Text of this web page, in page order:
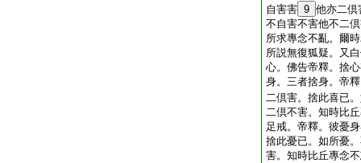
自害害 9 他亦二倶
不自害不害他不二
所求專念不亂。爾
所説無復狐疑。又
心。佛告帝釋。捨
身。三者捨身。帝
二倶害。捨此喜已
二倶不害。知時比
足戒。帝釋。彼憂
捨此憂已。如所憂
害。知時比丘專念